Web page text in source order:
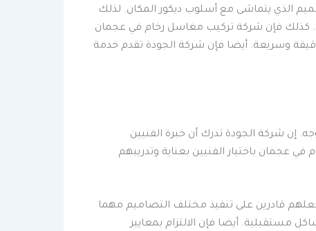
الذي يتماشى مع أسلوب ديكور المكان. لذلك
كذلك فإن شركة تركيب مغاسل رخام في عجمان
دقيقة وسريعة. أيضا فإن شركة الجودة تقدم خدمة
شركة الجودة تدرك أن خبرة الفنيين
باختيار الفنيين بعناية وتدريبهم
قادرين على تنفيذ مختلف التصاميم مهما
أيضا فإن الالتزام بمعايير